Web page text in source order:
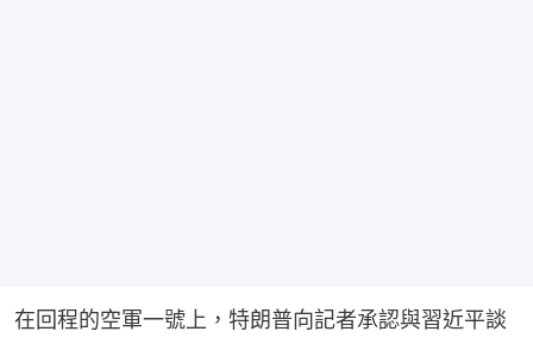
在回程的空軍一號上，特朗普向記者承認與習近平談